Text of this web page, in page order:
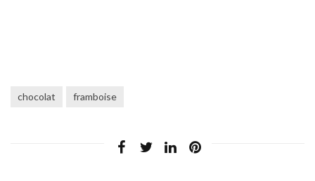
chocolat framboise